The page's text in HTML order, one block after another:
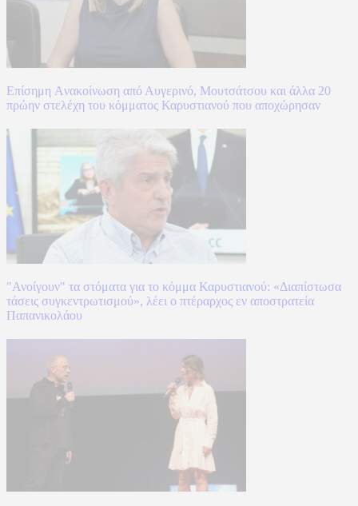
Επίσημη Aνακοίνωση από Αυγερινό, Μουτσάτσου και άλλα 20
πρώην στελέχη του κόμματος Καρυστιανού που αποχώρησαν
"Ανοίγουν" τα στόματα για το κόμμα Καρυστιανού: «Διαπίστωσα
τάσεις συγκεντρωτισμού», λέει ο πτέραρχος εν αποστρατεία
Παπανικολάου